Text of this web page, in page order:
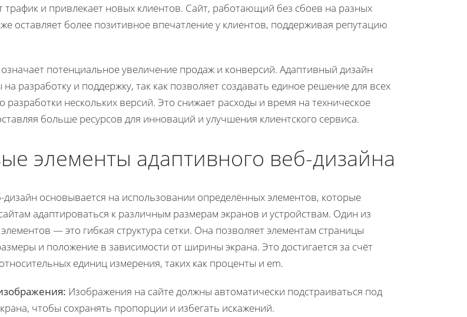
трафик и привлекает новых клиентов. Сайт, работающий без сбоев на разных
оставляет более позитивное впечатление у клиентов, поддерживая репутацию
потенциальное увеличение продаж и конверсий. Адаптивный дизайн
на разработку и поддержку, так как позволяет создавать единое решение для всех
разработки нескольких версий. Это снижает расходы и время на техническое
больше ресурсов для инноваций и улучшения клиентского сервиса.
элементы адаптивного веб-дизайна
основывается на использовании определённых элементов, которые
адаптироваться к различным размерам экранов и устройствам. Один из
— это гибкая структура сетки. Она позволяет элементам страницы
и положение в зависимости от ширины экрана. Это достигается за счёт
единиц измерения, таких как проценты и em.
Изображения на сайте должны автоматически подстраиваться под
чтобы сохранять пропорции и избегать искажений.